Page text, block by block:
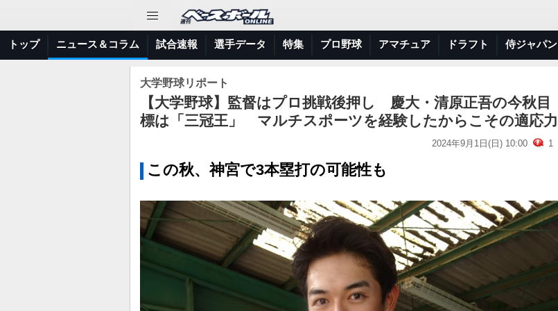
トップ ニュース＆コラム 試合速報 選手データ 特集 プロ野球 アマチュア ドラフト 侍ジャパン
大学野球リポート
【大学野球】監督はプロ挑戦後押し 慶大・清原正吾の今秋目
標は「三冠王」 マルチスポーツを経験したからこその適応力
2024年9月1日(日) 10:00 1
この秋、神宮で3本塁打の可能性も